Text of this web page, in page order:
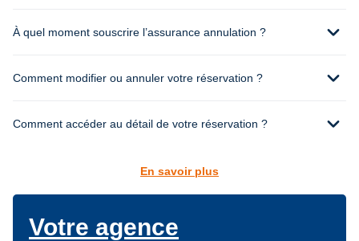
À quel moment souscrire l’assurance annulation ? expand_more
Comment modifier ou annuler votre réservation ? expand_more
Comment accéder au détail de votre réservation ? expand_more
En savoir plus
Votre agence